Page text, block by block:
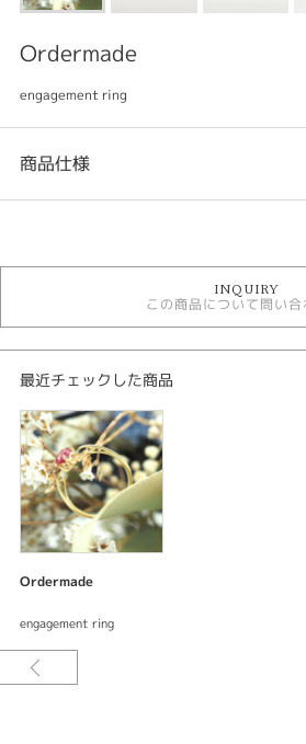
Ordermade
engagement ring
商品仕様
オーダーメイド婚約指輪
紹介文
デジタルジュエリー ブライダル
Lady's エンゲージリング
ベースデザイン：オリジナル
素材：K18イエローゴールド
幅：トップ部分約6.5mm アーム部分約2.0mm
加工：鏡面仕上げ
宝石：ルビー1ps
度でも修正出来て試着できるので出来上がりの
婚約指輪はダイアモンドを“贈る”というのが日
見るとカラーストーンをプレゼントされるお客
どをプレゼントされるお客様もいます。情熱的
INQUIRY
この商品について問い合
最近チェックした商品
Ordermade
engagement ring